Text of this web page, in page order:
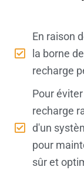
En raison
la borne
recharge
Pour
recharge
d'un
pour
sûr et